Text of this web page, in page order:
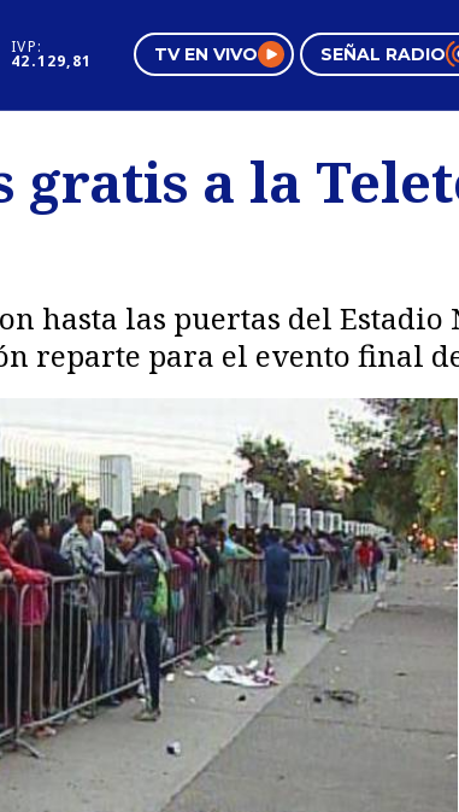
IVP:
42.129,81 TV EN VIVO SEÑAL RADIO
Negocios
a la
hasta las puertas del
reparte para el evento final